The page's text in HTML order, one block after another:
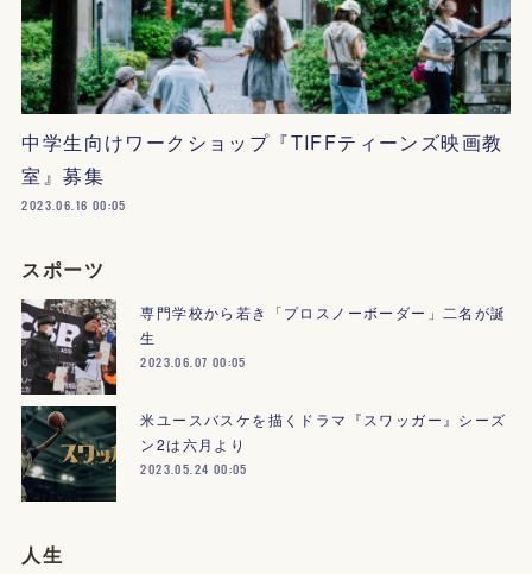
中学生向けワークショップ『TIFFティーンズ映画教
室』募集
2023.06.16 00:05
スポーツ
専門学校から若き「プロスノーボーダー」二名が誕
生
2023.06.07 00:05
米ユースバスケを描くドラマ『スワッガー』シーズ
ン2は六月より
2023.05.24 00:05
人生